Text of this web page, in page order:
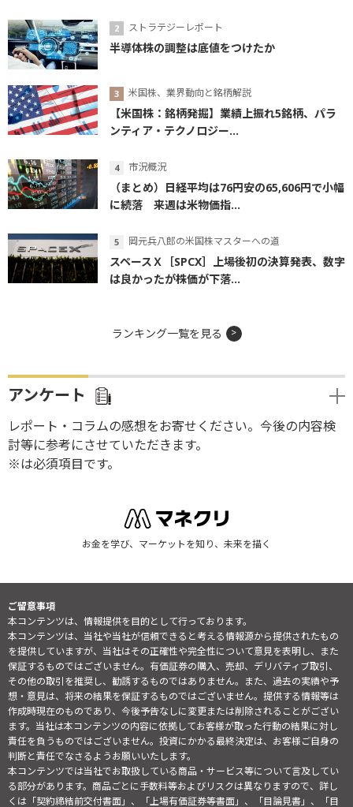
ストラテジーレポート
半導体株の調整は底値をつけたか
米国株、業界動向と銘柄解説
【米国株：銘柄発掘】業績上振れ5銘柄、パラ
ンティア・テクノロジー...
市況概況
（まとめ）日経平均は76円安の65,606円で小幅
に続落 来週は米物価指...
岡元兵八郎の米国株マスターへの道
スペースＸ［SPCX］上場後初の決算発表、数字
は良かったが株価が下落...
ランキング一覧を見る
アンケート
レポート・コラムの感想をお寄せください。今後の内容検
討等に参考にさせていただきます。
※は必須項目です。
お金を学び、マーケットを知り、未来を描く
ご留意事項
本コンテンツは、情報提供を目的として行っております。
本コンテンツは、当社や当社が信頼できると考える情報源から提供されたもの
を提供していますが、当社はその正確性や完全性について意見を表明し、また
保証するものではございません。有価証券の購入、売却、デリバティブ取引、
その他の取引を推奨し、勧誘するものではありません。また、過去の実績や予
想・意見は、将来の結果を保証するものではございません。提供する情報等は
作成時現在のものであり、今後予告なしに変更または削除されることがござい
ます。当社は本コンテンツの内容に依拠してお客様が取った行動の結果に対し
責任を負うものではございません。投資にかかる最終決定は、お客様ご自身の
判断と責任でなさるようお願いいたします。
本コンテンツでは当社でお取扱している商品・サービス等について言及してい
る部分があります。商品ごとに手数料等およびリスクは異なりますので、詳し
くは「契約締結前交付書面」、「上場有価証券等書面」、「目論見書」、「目